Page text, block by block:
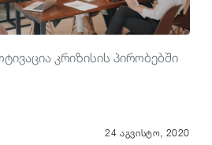
კრიზისის პირობებში
24 აგვისტო, 2020